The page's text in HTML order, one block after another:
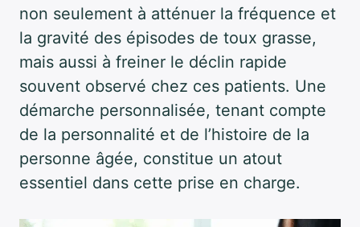
non seulement à atténuer la fréquence et
la gravité des épisodes de toux grasse,
mais aussi à freiner le déclin rapide
souvent observé chez ces patients. Une
démarche personnalisée, tenant compte
de la personnalité et de l’histoire de la
personne âgée, constitue un atout
essentiel dans cette prise en charge.